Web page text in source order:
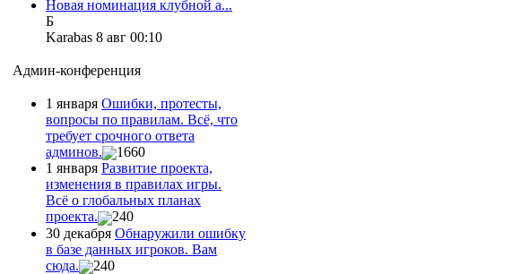
Новая номинация клубной а...
Б
Karabas 8 авг 00:10
Админ-конференция
1 января Ошибки, протесты,
вопросы по правилам. Всё, что
требует срочного ответа
админов.
1660
1 января Развитие проекта,
изменения в правилах игры.
Всё о глобальных планах
проекта.
240
30 декабря Обнаружили ошибку
в базе данных игроков. Вам
сюда.
240